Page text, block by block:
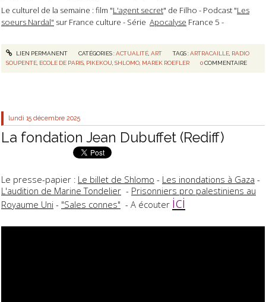
Le culturel de la semaine : film "L'agent secret" de Filho - Podcast "Les
soeurs Nardal" sur France culture - Série Apocalyse France 5 -
LIEN PERMANENT CATÉGORIES :ACTUALITÉ, ART TAGS :ARTRACAILLE RADIO
SOUPENTE ECOLE DE PARIS PIKEKOU ,SHLOMO MAREK ROEFLER 0 COMMENTAIRE
lundi 15 décembre 2025
La fondation Jean Dubuffet (Rediff)
Le presse-papier : Le billet de Shlomo - Les inondations à Gaza -
L'audition de Marine Tondelier - Prisonniers pro palestiniens au
Royaume Uni - "Sales connes" - A écouter ici